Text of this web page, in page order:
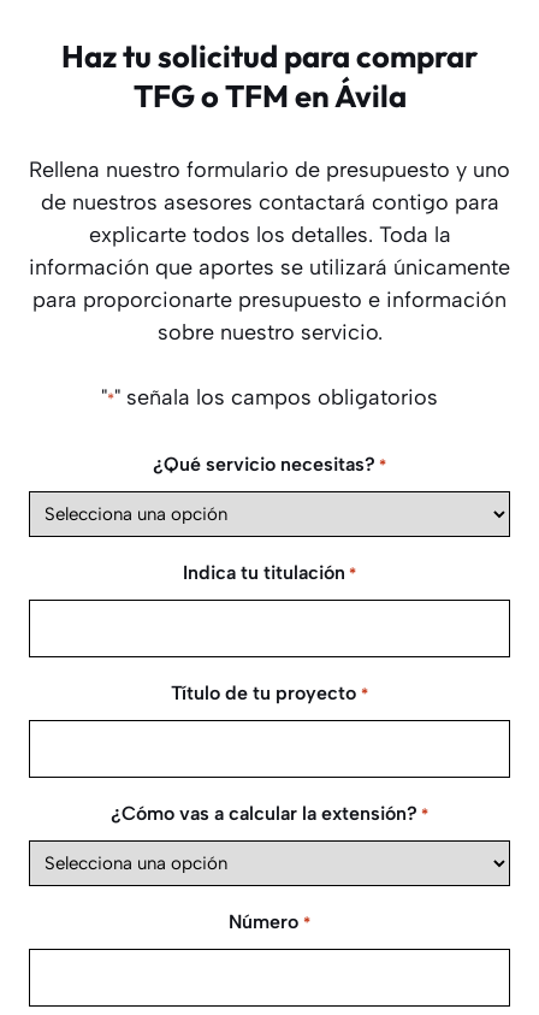
Haz tu solicitud para comprar
TFG o TFM en Ávila
Rellena nuestro formulario de presupuesto y uno
de nuestros asesores contactará contigo para
explicarte todos los detalles. Toda la
información que aportes se utilizará únicamente
para proporcionarte presupuesto e información
sobre nuestro servicio.
"*" señala los campos obligatorios
¿Qué servicio necesitas? *
Indica tu titulación *
Título de tu proyecto *
¿Cómo vas a calcular la extensión? *
Número *